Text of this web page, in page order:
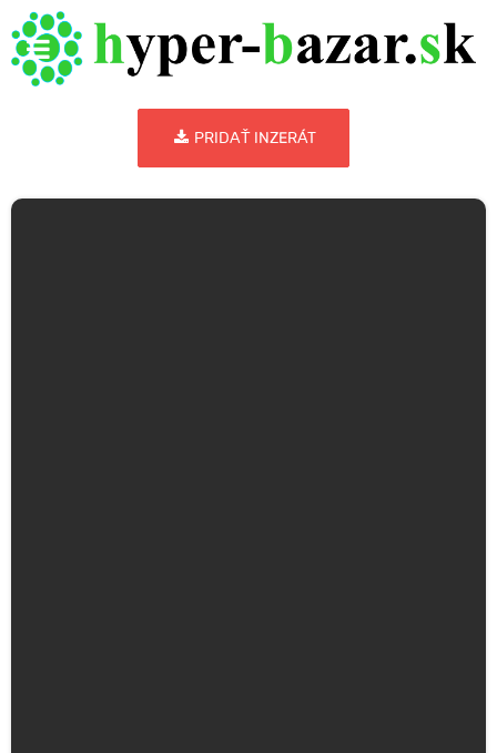
PRIDAŤ INZERÁT